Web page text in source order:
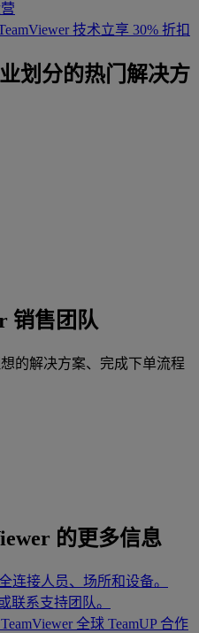
技术立享 30% 折扣
划分的热门解决方
销售团队
的解决方案、完成下单流程
的更多信息
连接人员、场所和设备。
联系支持团队。
全球 TeamUP 合作